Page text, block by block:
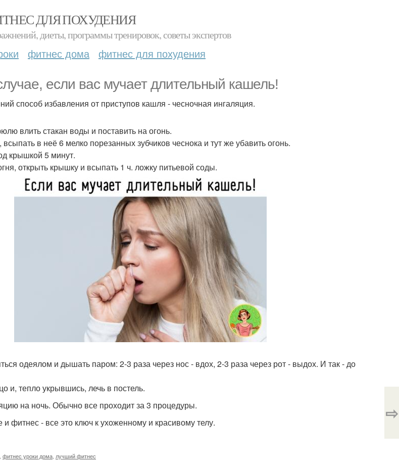
ДЛЯ ПОХУДЕНИЯ
диеты, программы тренировок, советы экспертов
фитнес дома фитнес для похудения
если вас мучает длительный кашель!
способ избавления от приступов кашля - чесночная ингаляция.
влить стакан воды и поставить на огонь.
всыпать в неё 6 мелко порезанных зубчиков чеснока и тут же убавить огонь.
крышкой 5 минут.
открыть крышку и всыпать 1 ч. ложку питьевой соды.
одеялом и дышать паром: 2-3 раза через нос - вдох, 2-3 раза через рот - выдох. И так - до
и, тепло укрывшись, лечь в постель.
на ночь. Обычно все проходит за 3 процедуры.
фитнес - все это ключ к ухоженному и красивому телу.
фитнес уроки дома лучший фитнес
⇨